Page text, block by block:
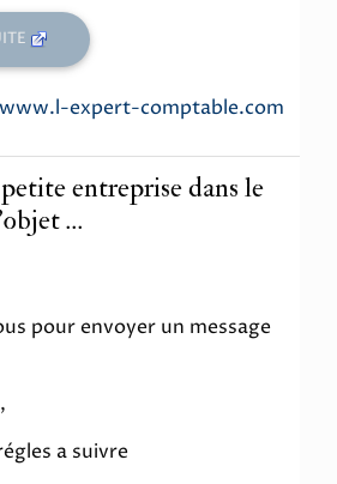
expert-comptable.com
entreprise dans le
...
pour envoyer un message
a suivre